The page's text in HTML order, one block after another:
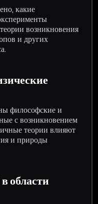
какие
возникновения
и других
философские и
с возникновением
теории влияют
и природы
области